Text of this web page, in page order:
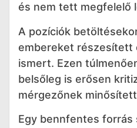
és nem tett megfelelő
A pozíciók
embereket részesített
ismert. Ezen
belsőleg is erősen
mérgezőnek
Egy bennfentes forrás